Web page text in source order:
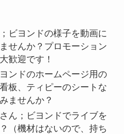
ビヨンドの様子を動画に
せんか？プロモーション
歓迎です！
ンドのホームページ用の
板、ティピーのシートな
ませんか？
ん；ビヨンドでライブを
（機材はないので、持ち